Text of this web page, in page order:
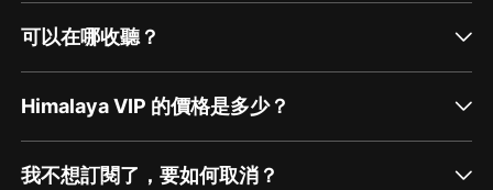
可以在哪收聽？
Himalaya VIP 的價格是多少？
我不想訂閱了，要如何取消？